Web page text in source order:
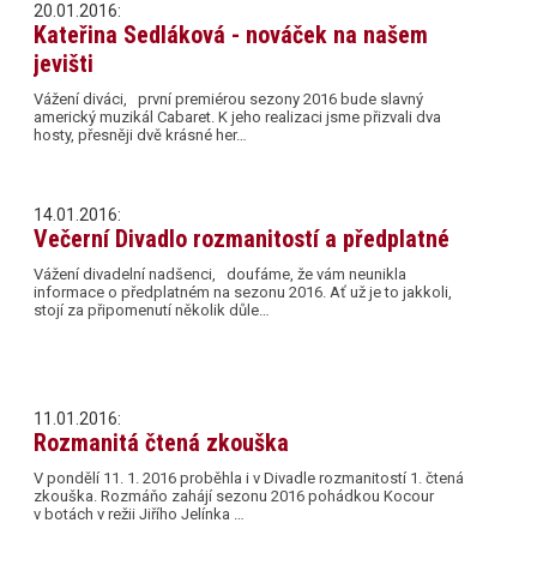
20.01.2016:
Kateřina Sedláková - nováček na našem
jevišti
Vážení diváci, první premiérou sezony 2016 bude slavný
americký muzikál Cabaret. K jeho realizaci jsme přizvali dva
hosty, přesněji dvě krásné her…
14.01.2016:
Večerní Divadlo rozmanitostí a předplatné
Vážení divadelní nadšenci, doufáme, že vám neunikla
informace o předplatném na sezonu 2016. Ať už je to jakkoli,
stojí za připomenutí několik důle…
11.01.2016:
Rozmanitá čtená zkouška
V pondělí 11. 1. 2016 proběhla i v Divadle rozmanitostí 1. čtená
zkouška. Rozmáňo zahájí sezonu 2016 pohádkou Kocour
v botách v režii Jiřího Jelínka …